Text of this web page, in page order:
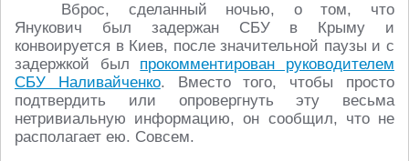
Вброс, сделанный ночью, о том, что
Янукович был задержан СБУ в Крыму и
конвоируется в Киев, после значительной паузы и с
задержкой был прокомментирован руководителем
СБУ Наливайченко. Вместо того, чтобы просто
подтвердить или опровергнуть эту весьма
нетривиальную информацию, он сообщил, что не
располагает ею. Совсем.